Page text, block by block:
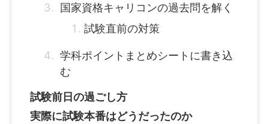
国家資格キャリコンの過去問を解く
試験直前の対策
学科ポイントまとめシートに書き込
む
試験前日の過ごし方
実際に試験本番はどうだったのか